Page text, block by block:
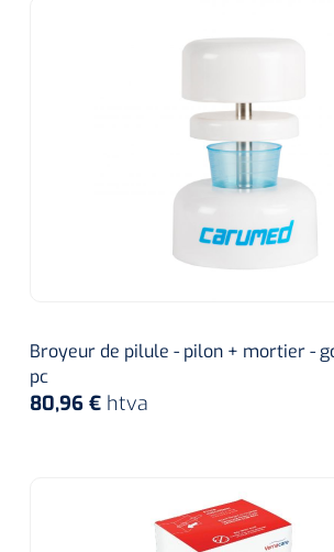
Broyeur de pilule - pilon + mortier -
pc
80,96 € htva